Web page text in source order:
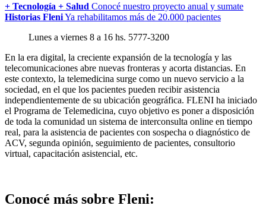
+ Tecnología + Salud Conocé nuestro proyecto anual y sumate
Historias FleniYa rehabilitamos más de 20.000 pacientes
Lunes a viernes 8 a 16 hs. 5777-3200
En la era digital, la creciente expansión de la tecnología y las
telecomunicaciones abre nuevas fronteras y acorta distancias. En
este contexto, la telemedicina surge como un nuevo servicio a la
sociedad, en el que los pacientes pueden recibir asistencia
independientemente de su ubicación geográfica. FLENI ha iniciado
el Programa de Telemedicina, cuyo objetivo es poner a disposición
de toda la comunidad un sistema de interconsulta online en tiempo
real, para la asistencia de pacientes con sospecha o diagnóstico de
ACV, segunda opinión, seguimiento de pacientes, consultorio
virtual, capacitación asistencial, etc.
Conocé más sobre Fleni: